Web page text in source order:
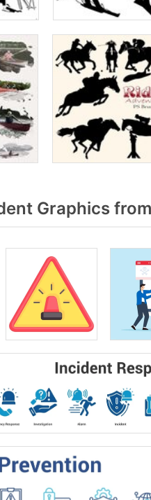
Graphics